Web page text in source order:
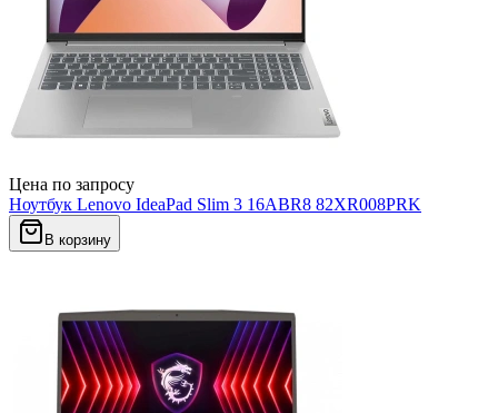
Цена по запросу
Ноутбук Lenovo IdeaPad Slim 3 16ABR8 82XR008PRK
В корзину